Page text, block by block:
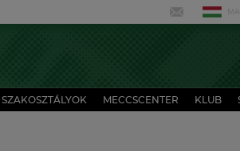
SZAKOSZTÁLYOK MECCSCENTER KLUB